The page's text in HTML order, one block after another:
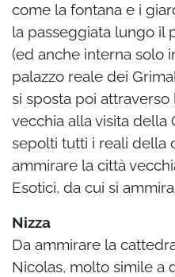
come la fontana e i
la passeggiata lungo il
(ed anche interna solo
palazzo reale dei
si sposta poi
vecchia alla visita della
sepolti tutti i reali della
ammirare la città
Esotici, da cui si
Nizza
Da ammirare la
Nicolas, molto simile a